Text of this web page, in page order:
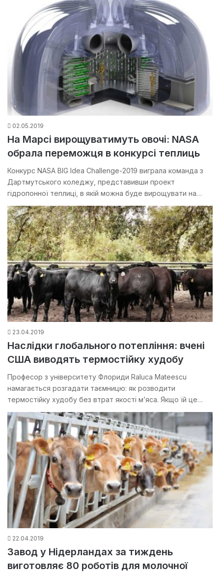
02.05.2019
На Марсі вирощуватимуть овочі: NASA
обрала переможця в конкурсі теплиць
Конкурс NASA BIG Idea Challenge-2019 виграла команда з
Дартмутського коледжу, представивши проект
гідропонної теплиці, в якій можна буде вирощувати на…
23.04.2019
Наслідки глобального потепління: вчені
США виводять термостійку худобу
Професор з університету Флориди Raluca Mateescu
намагається розгадати таємницю: як розводити
термостійку худобу без втрат якості м’яса. Якщо їй це…
22.04.2019
Завод у Нідерландах за тиждень
виготовляє 80 роботів для молочної